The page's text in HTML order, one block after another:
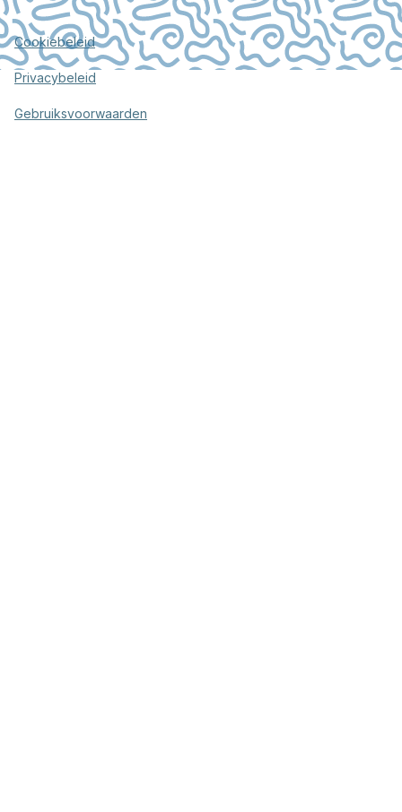
Cookiebeleid
Privacybeleid
Gebruiksvoorwaarden